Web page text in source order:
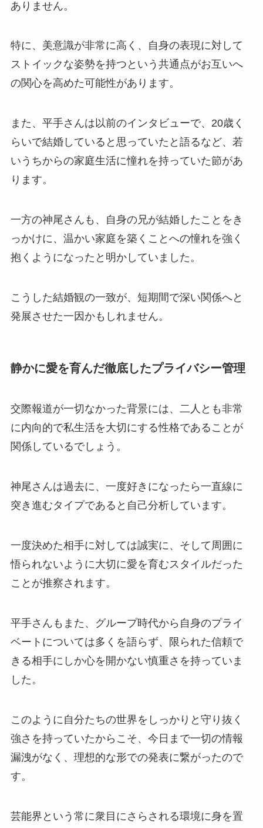
ありません。
特に、美意識が非常に高く、自身の表現に対して
ストイックな姿勢を持つという共通点がお互いへ
の関心を高めた可能性があります。
また、平手さんは以前のインタビューで、20歳く
らいで結婚していると思っていたと語るなど、若
いうちからの家庭生活に憧れを持っていた節があ
ります。
一方の神尾さんも、自身の兄が結婚したことをき
っかけに、温かい家庭を築くことへの憧れを強く
抱くようになったと明かしていました。
こうした結婚観の一致が、短期間で深い関係へと
発展させた一因かもしれません。
静かに愛を育んだ徹底したプライバシー管理
交際報道が一切なかった背景には、二人とも非常
に内向的で私生活を大切にする性格であることが
関係しているでしょう。
神尾さんは過去に、一度好きになったら一直線に
突き進むタイプであると自己分析しています。
一度決めた相手に対しては誠実に、そして周囲に
悟られないように大切に愛を育むスタイルだった
ことが推察されます。
平手さんもまた、グループ時代から自身のプライ
ベートについては多くを語らず、限られた信頼で
きる相手にしか心を開かない慎重さを持っていま
した。
このように自分たちの世界をしっかりと守り抜く
強さを持っていたからこそ、今日まで一切の情報
漏洩がなく、理想的な形での発表に繋がったので
す。
芸能界という常に衆目にさらされる環境に身を置